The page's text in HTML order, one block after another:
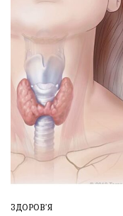
ЗДОРОВ’Я